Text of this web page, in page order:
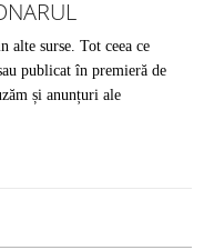
alte surse. Tot ceea ce
publicat în premieră de
și anunțuri ale